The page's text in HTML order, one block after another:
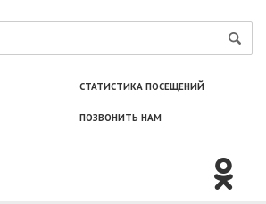
СТАТИСТИКА ПОСЕЩЕНИЙ
ПОЗВОНИТЬ НАМ